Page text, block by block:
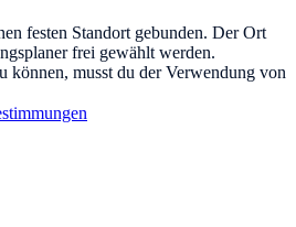
festen Standort gebunden. Der Ort
frei gewählt werden.
können, musst du der Verwendung von